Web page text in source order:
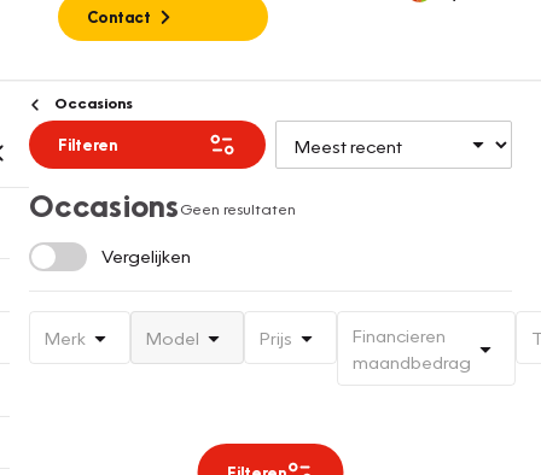
Contact
Occasions
Filteren
OccasionsGeen resultaten
Vergelijken
Merk Model Prijs
Financieren
maandbedrag